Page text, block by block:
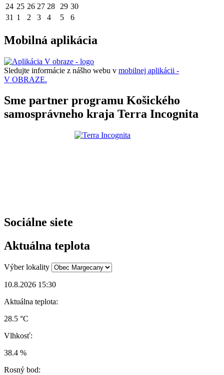
24 25 26 27 28 29 30
31 1 2 3 4 5 6
Mobilná aplikácia
Sledujte informácie z nášho webu v mobilnej aplikácii -
V OBRAZE.
Sme partner programu Košického
samosprávneho kraja Terra Incognita
Sociálne siete
Aktuálna teplota
Výber lokality
10.8.2026 15:30
Aktuálna teplota:
28.5 °C
Vlhkosť:
38.4 %
Rosný bod: